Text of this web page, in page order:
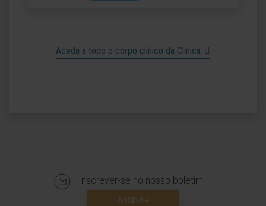
Aceda a todo o corpo clínico da Clínica
Inscrever-se no nosso boletim
ASSINAR